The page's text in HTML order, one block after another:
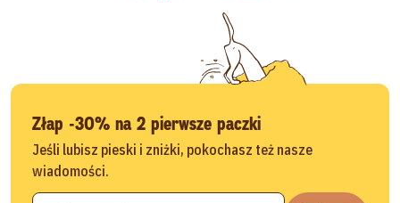
Złap -30% na 2 pierwsze paczki
Jeśli lubisz pieski i zniżki, pokochasz też nasze
wiadomości.